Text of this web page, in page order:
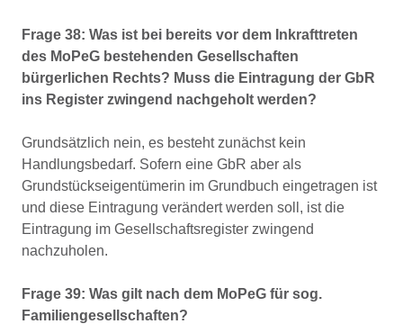
Frage 38: Was ist bei bereits vor dem Inkrafttreten
des MoPeG bestehenden Gesellschaften
bürgerlichen Rechts? Muss die Eintragung der GbR
ins Register zwingend nachgeholt werden?
Grundsätzlich nein, es besteht zunächst kein
Handlungsbedarf. Sofern eine GbR aber als
Grundstückseigentümerin im Grundbuch eingetragen ist
und diese Eintragung verändert werden soll, ist die
Eintragung im Gesellschaftsregister zwingend
nachzuholen.
Frage 39: Was gilt nach dem MoPeG für sog.
Familiengesellschaften?